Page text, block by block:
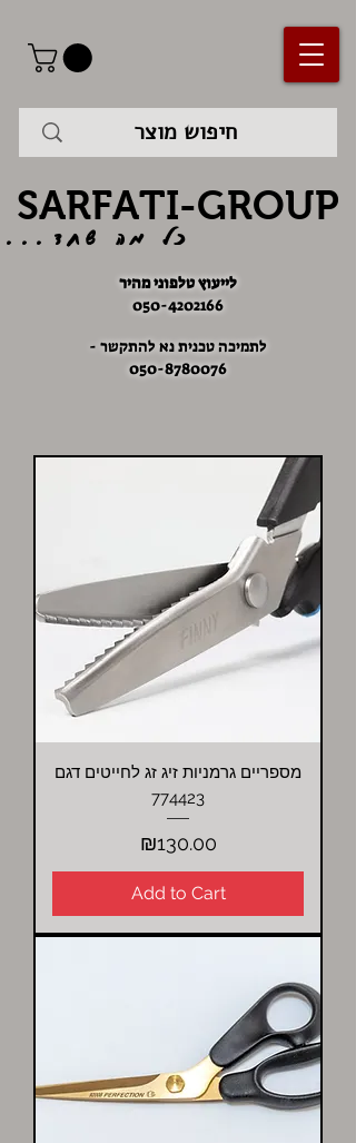
SARFATI-GROUP
לייעוץ טלפוני מהיר
050-4202166
לתמיכה טכנית נא להתקשר -
050-8780076
כל מה שחד...
מספריים גרמניות זיג זג לחייטים דגם
774423
Price
₪130.00
Add to Cart